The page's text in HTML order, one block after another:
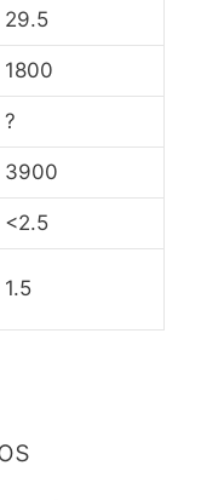
29.5
1800
?
3900
<2.5
1.5